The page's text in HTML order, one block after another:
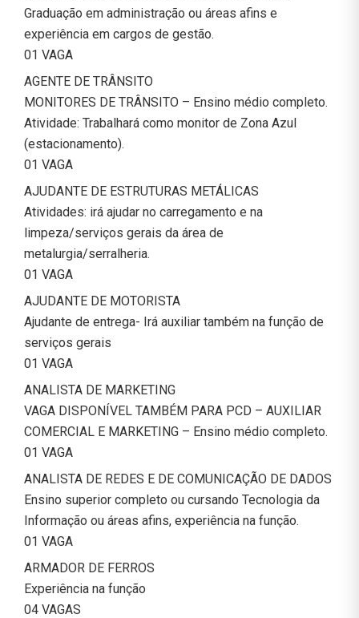
Graduação em administração ou áreas afins e
experiência em cargos de gestão.
01 VAGA
AGENTE DE TRÂNSITO
MONITORES DE TRÂNSITO – Ensino médio completo.
Atividade: Trabalhará como monitor de Zona Azul
(estacionamento).
01 VAGA
AJUDANTE DE ESTRUTURAS METÁLICAS
Atividades: irá ajudar no carregamento e na
limpeza/serviços gerais da área de
metalurgia/serralheria.
01 VAGA
AJUDANTE DE MOTORISTA
Ajudante de entrega- Irá auxiliar também na função de
serviços gerais
01 VAGA
ANALISTA DE MARKETING
VAGA DISPONÍVEL TAMBÉM PARA PCD – AUXILIAR
COMERCIAL E MARKETING – Ensino médio completo.
01 VAGA
ANALISTA DE REDES E DE COMUNICAÇÃO DE DADOS
Ensino superior completo ou cursando Tecnologia da
Informação ou áreas afins, experiência na função.
01 VAGA
ARMADOR DE FERROS
Experiência na função
04 VAGAS